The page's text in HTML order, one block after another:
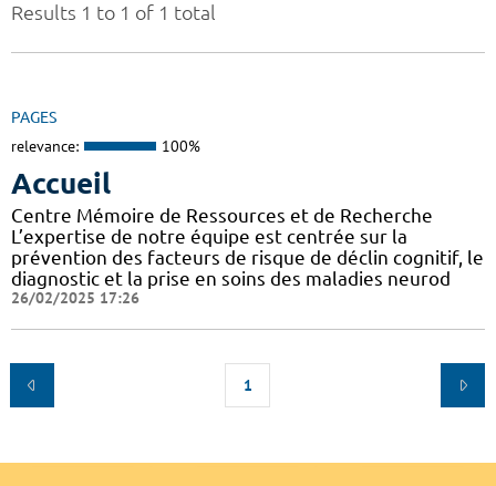
Results 1 to 1 of 1 total
PAGES
relevance: 100%
Accueil
Centre Mémoire de Ressources et de Recherche
L’expertise de notre équipe est centrée sur la
prévention des facteurs de risque de déclin cognitif, le
diagnostic et la prise en soins des maladies neurod
26/02/2025 17:26
1